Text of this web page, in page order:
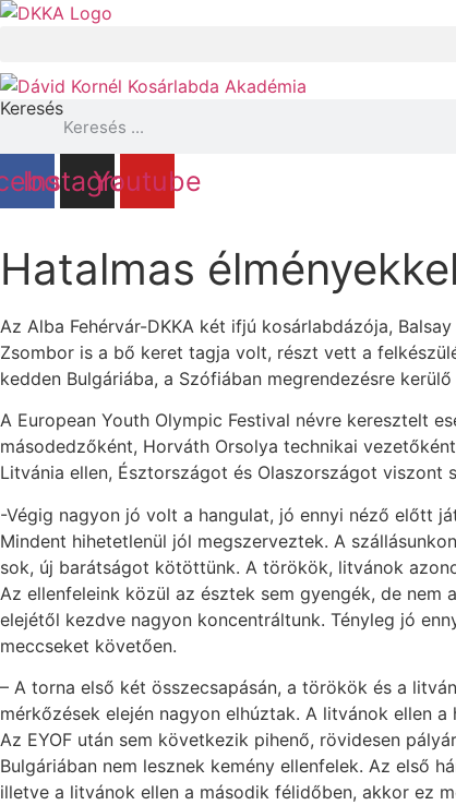
Ugrás
Keresés
Instagram
Youtube
Hatalmas
Az Alba Fehérvár-DKKA két ifjú kosárlabdázója,
Zsombor is a bő keret tagja volt, részt vett a
kedden Bulgáriába, a Szófiában megrendezésre
A European Youth Olympic Festival névre keresztelt
másodedzőként, Horváth Orsolya technikai
Litvánia ellen, Észtországot és Olaszországot
-Végig nagyon jó volt a hangulat, jó ennyi néző előtt
Mindent hihetetlenül jól megszerveztek. A
sok, új barátságot kötöttünk. A törökök, litvánok
Az ellenfeleink közül az észtek sem gyengék, de
elejétől kezdve nagyon koncentráltunk. Tényleg jó
meccseket követően.
– A torna első két összecsapásán, a törökök és a
mérkőzések elején nagyon elhúztak. A litvánok ellen
Az EYOF után sem következik pihenő, rövidesen
Bulgáriában nem lesznek kemény ellenfelek. Az első
illetve a litvánok ellen a második félidőben, akkor ez